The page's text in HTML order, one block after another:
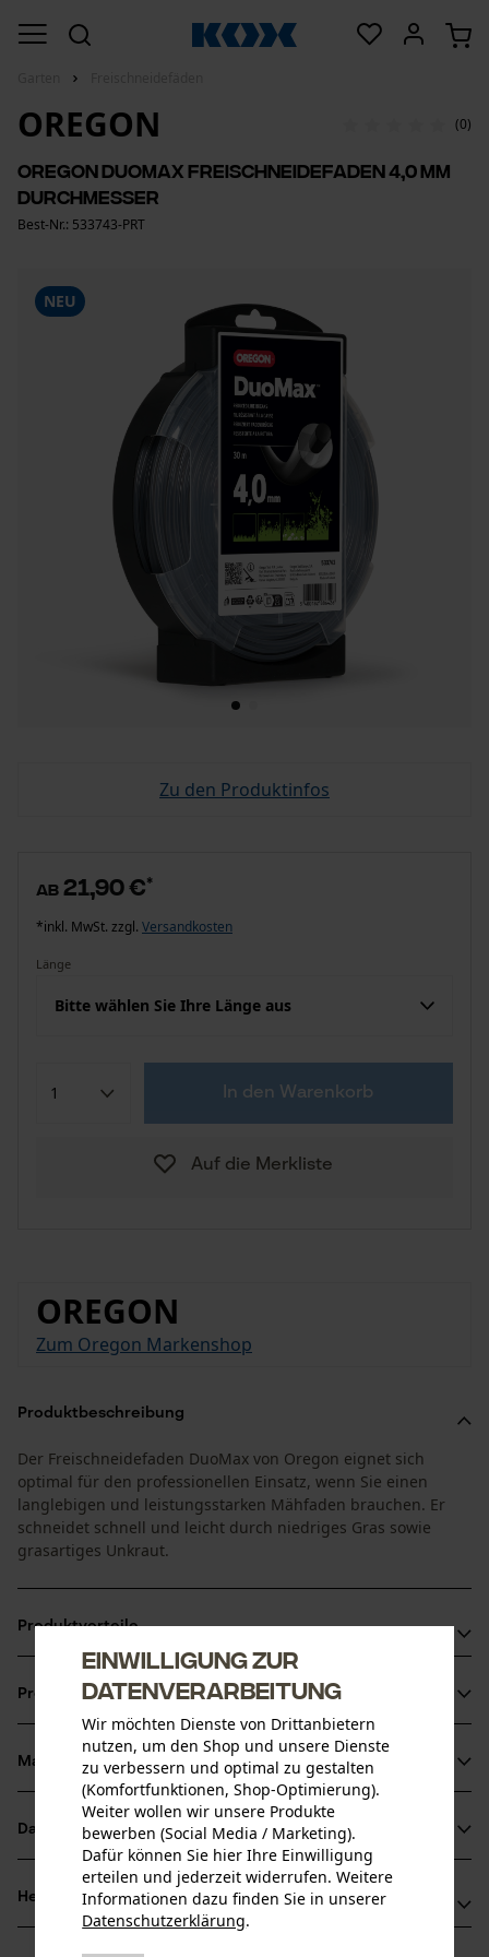
NEU
OREGON (0)
Oregon DuoMax Freischneidefaden 4,0 mm
Durchmesser
Best-Nr.: 533743-PRT
Zu den Produktinfos
ab 21,90 €*
*inkl. MwSt. zzgl. Versandkosten
Länge
Bitte wählen Sie Ihre Länge aus
In den Warenkorb
Auf die Merkliste
OREGON
Zum Oregon Markenshop
Produktbeschreibung
Der Freischneidefaden DuoMax von Oregon eignet sich
optimal für den professionellen Einsatz, wenn Sie einen
langlebigen und leistungsstarken Mähfaden brauchen. Er
schneidet schnell und leicht durch niedriges Gras sowie
grasartiges Unkraut.
Produktvorteile
Optimale Flexibilität und Widerstandsfestigkeit dank
Spezial-Mix im Material
Außen sorgt eine harte Oberfläche für hohe
Abriebfestigkeit, während Innen ein reißfester Karbonkern
steckt
Produktinformationen
Produktdetails
Aktivitätstyp
Schneiden, Mähen, Gartenpflege
Altersgruppe
Material & Pflege
Material
Hauptmaterial
Kunststoff
Datenblätter
Produktsicherheitsdatenblatt (PDF)
Herstellerinformationen
Einwilligung zur
Datenverarbeitung
Wir möchten Dienste von Drittanbietern
nutzen, um den Shop und unsere Dienste
zu verbessern und optimal zu gestalten
(Komfortfunktionen, Shop-Optimierung).
Weiter wollen wir unsere Produkte
bewerben (Social Media / Marketing).
Dafür können Sie hier Ihre Einwilligung
erteilen und jederzeit widerrufen. Weitere
Informationen dazu finden Sie in unserer
Datenschutzerklärung.